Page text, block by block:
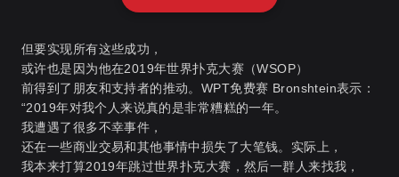
但要实现所有这些成功，
或许也是因为他在2019年世界扑克大赛（WSOP）
前得到了朋友和支持者的推动。 WPT免费赛 Bronshtein表示：
“2019年对我个人来说真的是非常糟糕的一年。
我遭遇了很多不幸事件，
还在一些商业交易和其他事情中损失了大笔钱。实际上，
我本来打算2019年跳过世界扑克大赛，然后一群人来找我，